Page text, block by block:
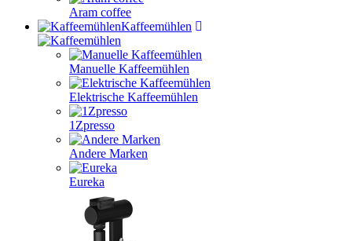
Aram coffee
Kaffeemühlen
Manuelle Kaffeemühlen
Elektrische Kaffeemühlen
1Zpresso
Andere Marken
Eureka